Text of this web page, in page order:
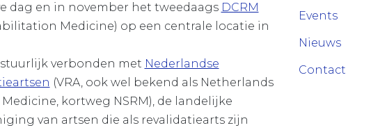
dag en in november het tweedaags DCRM
Medicine) op een centrale locatie in
verbonden met Nederlandse
(VRA, ook wel bekend als Netherlands
kortweg NSRM), de landelijke
van artsen die als revalidatiearts zijn
Events
Nieuws
Contact